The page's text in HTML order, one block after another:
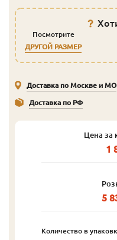
Посмотрите
ДРУГОЙ РАЗМЕР
Доставка по Москве и МО
Доставка по РФ
Цена за
1
5
Количество в